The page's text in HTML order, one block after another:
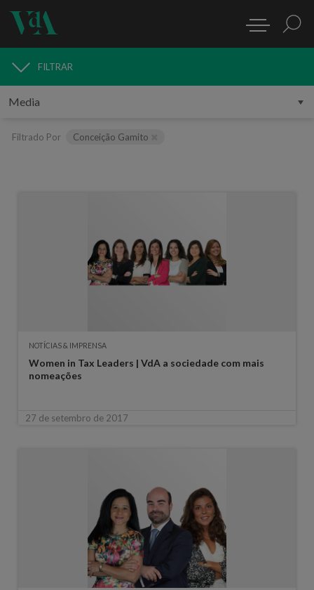
MEDIA
FILTRAR
Filtrado Por Conceição Gamito
NOTÍCIAS & IMPRENSA
Women in Tax Leaders | VdA a sociedade com mais
nomeações
27 de setembro de 2017